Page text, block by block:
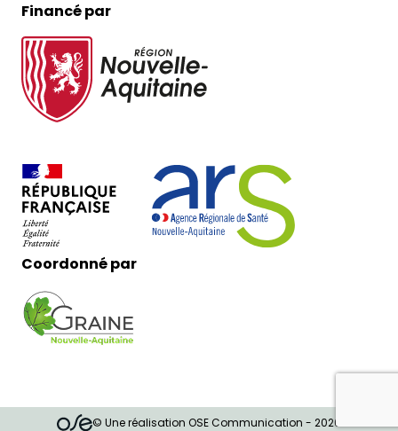
Financé par
Coordonné par
© Une réalisation OSE Communication - 2026